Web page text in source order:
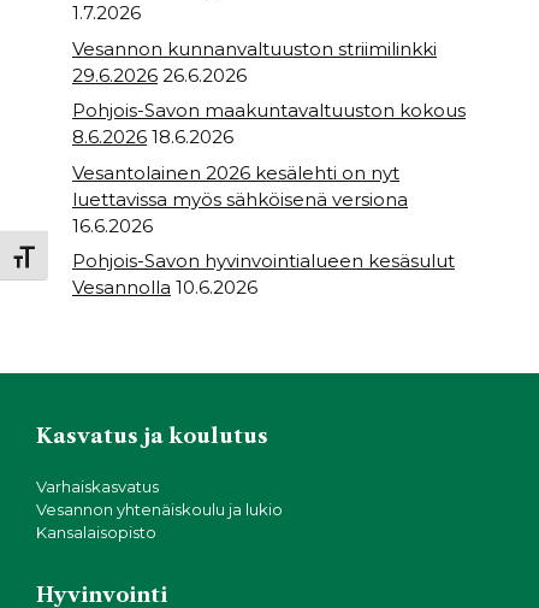
Toggle Font size
1.7.2026
Vesannon kunnanvaltuuston striimilinkki
29.6.2026 26.6.2026
Pohjois-Savon maakuntavaltuuston kokous
8.6.2026 18.6.2026
Vesantolainen 2026 kesälehti on nyt
luettavissa myös sähköisenä versiona
16.6.2026
Pohjois-Savon hyvinvointialueen kesäsulut
Vesannolla 10.6.2026
Kasvatus ja koulutus
Varhaiskasvatus
Vesannon yhtenäiskoulu ja lukio
Kansalaisopisto
Hyvinvointi